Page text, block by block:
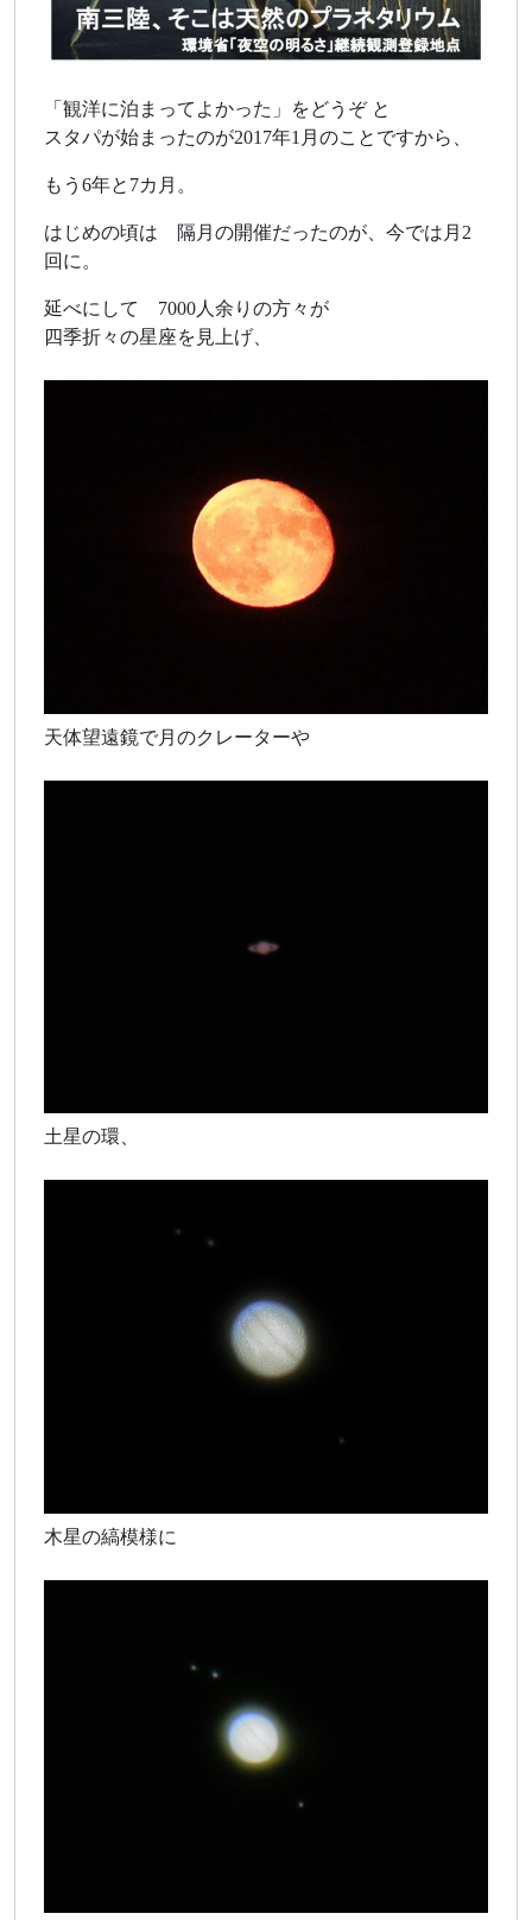
「観洋に泊まってよかった」をどうぞ と
スタパが始まったのが2017年1月のことですから、
もう6年と7カ月。
はじめの頃は 隔月の開催だったのが、今では月2
回に。
延べにして 7000人余りの方々が
四季折々の星座を見上げ、
天体望遠鏡で月のクレーターや
土星の環、
木星の縞模様に